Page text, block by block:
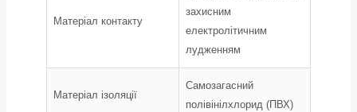
Матеріал контакту
захисним
електролітичним
лудженням
Матеріал ізоляції
Самозагасний
полівінілхлорид (ПВХ)